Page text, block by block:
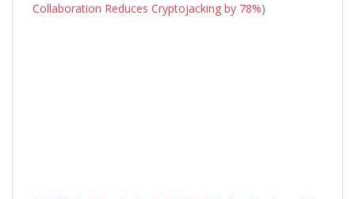
Collaboration Reduces Cryptojacking by 78%)